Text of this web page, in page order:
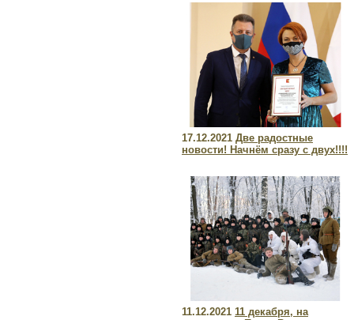
17.12.2021 Две радостные
новости! Начнём сразу с двух!!!!
11.12.2021 11 декабря, на